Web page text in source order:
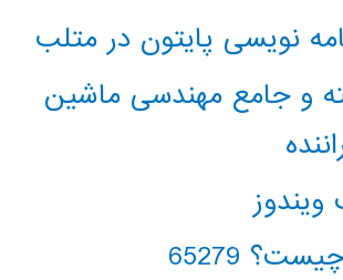
نویسی پایتون در متلب
و جامع مهندسی ماشین
65279